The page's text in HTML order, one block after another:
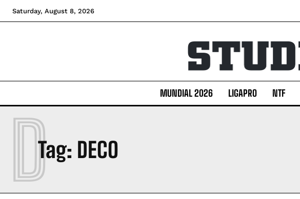
Saturday, August 8, 2026
MUNDIAL 2026 LIGAPRO NTF
Tag: DECO
D